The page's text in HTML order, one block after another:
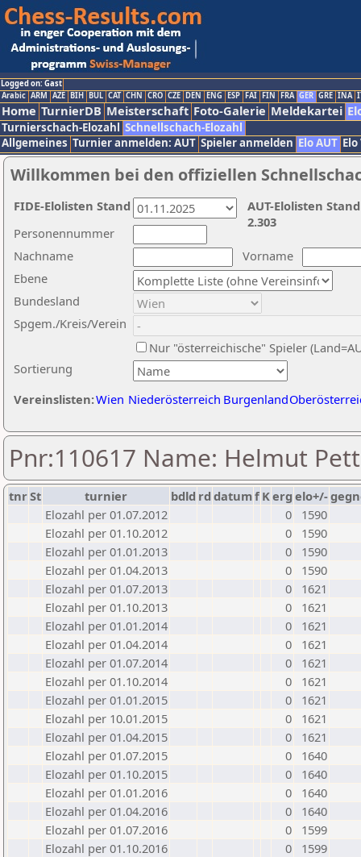
Logged on: Gast
Arabic ARM AZE BIH BUL CAT CHN CRO CZE DEN ENG ESP FAI FIN FRA GER GRE INA
Home TurnierDB Meisterschaft Foto-Galerie Meldekartei
Turnierschach-Elozahl Schnellschach-Elozahl
Allgemeines Turnier anmelden: AUT Spieler anmelden Elo AUT
Willkommen bei den offiziellen
Nachname
Vorname
Ebene
Sortierung
Personennummer
Bundesland
Spgem./Kreis/Verein
Nur "österreichische" Spieler
Vereinslisten:Wien Niederösterreich Burgenland
AUT-Elolisten
2.303
FIDE-Elolisten Stand
Pnr:110617 Name: Helmut
tnrSt turnier bdld rd datumf Kerg elo+/-
Elozahl per 01.07.2012
0
1590
Elozahl per 01.10.2012
0
1590
Elozahl per 01.01.2013
0
1590
Elozahl per 01.04.2013
0
1590
Elozahl per 01.07.2013
0
1621
Elozahl per 01.10.2013
0
1621
Elozahl per 01.01.2014
0
1621
Elozahl per 01.04.2014
0
1621
Elozahl per 01.07.2014
0
1621
Elozahl per 01.10.2014
0
1621
Elozahl per 01.01.2015
0
1621
Elozahl per 10.01.2015
0
1621
Elozahl per 01.04.2015
0
1621
Elozahl per 01.07.2015
0
1640
Elozahl per 01.10.2015
0
1640
Elozahl per 01.01.2016
0
1640
Elozahl per 01.04.2016
0
1640
Elozahl per 01.07.2016
0
1599
Elozahl per 01.10.2016
0
1599